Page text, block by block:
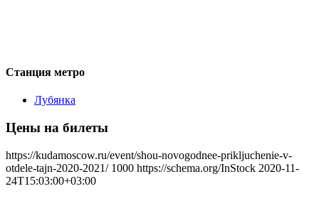
Станция метро
Лубянка
Цены на билеты
https://kudamoscow.ru/event/shou-novogodnee-prikljuchenie-v-
otdele-tajn-2020-2021/ 1000 https://schema.org/InStock 2020-11-
24T15:03:00+03:00